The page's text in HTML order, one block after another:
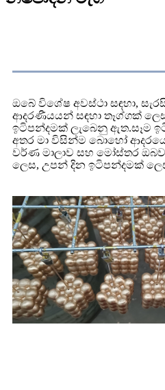
ඔබේ විශේෂ අවස්ථා සඳහා,
ආදරණීයයන් සඳහා තෑග්ගක්
ඉටිපන්දමක් ලැබෙනු ඇත.සෑම
අතර මා විසින්ම බොහෝ
වර්ණ මාලාව සහ මෝස්තර
ලෙස, උපන් දින ඉටිපන්දමක්